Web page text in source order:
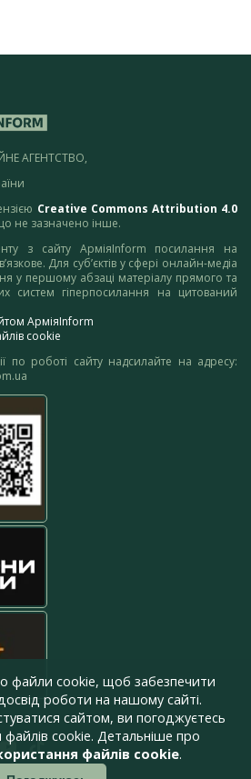
АГЕНТСТВО,
Creative Commons Attribution 4.0
не зазначено інше.
з сайту АрміяInform посилання на
Для суб’єктів у сфері онлайн-медіа
у першому абзаці матеріалу прямого та
систем гіперпосилання на цитований
АрміяInform
cookie
по роботі сайту надсилайте на адресу:
файли cookie, щоб забезпечити
роботи на нашому сайті.
сайтом, ви погоджуєтесь
файлів cookie. Детальніше про
файлів cookie.